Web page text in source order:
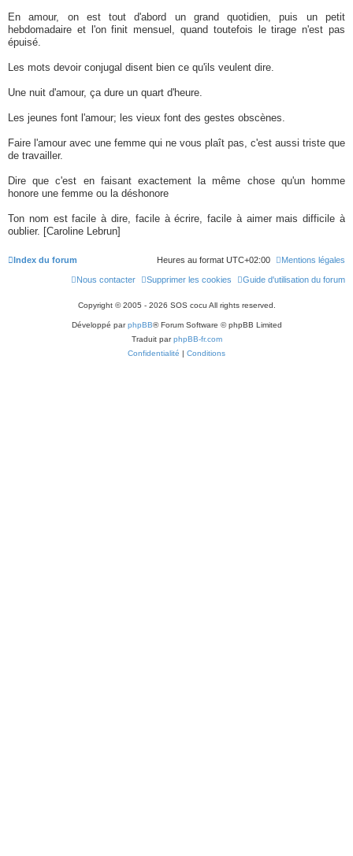
En amour, on est tout d'abord un grand quotidien, puis un petit
hebdomadaire et l'on finit mensuel, quand toutefois le tirage n'est pas
épuisé.
Les mots devoir conjugal disent bien ce qu'ils veulent dire.
Une nuit d'amour, ça dure un quart d'heure.
Les jeunes font l'amour; les vieux font des gestes obscènes.
Faire l'amour avec une femme qui ne vous plaît pas, c'est aussi triste que
de travailler.
Dire que c'est en faisant exactement la même chose qu'un homme
honore une femme ou la déshonore
Ton nom est facile à dire, facile à écrire, facile à aimer mais difficile à
oublier. [Caroline Lebrun]
Index du forum Mentions légales
Heures au format UTC+02:00
Guide d'utilisation du forum
Supprimer les cookies
Nous contacter
Copyright © 2005 - 2026 SOS cocu All rights reserved.
Développé parphpBB® Forum Software © phpBB Limited
Traduit parphpBB-fr.com
Confidentialité | Conditions